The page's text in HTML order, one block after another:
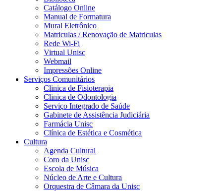
Catálogo Online
Manual de Formatura
Mural Eletrônico
Matriculas / Renovação de Matriculas
Rede Wi-Fi
Virtual Unisc
Webmail
Impressões Online
Serviços Comunitários
Clinica de Fisioterapia
Clinica de Odontologia
Serviço Integrado de Saúde
Gabinete de Assistência Judiciária
Farmácia Unisc
Clínica de Estética e Cosmética
Cultura
Agenda Cultural
Coro da Unisc
Escola de Música
Núcleo de Arte e Cultura
Orquestra de Câmara da Unisc